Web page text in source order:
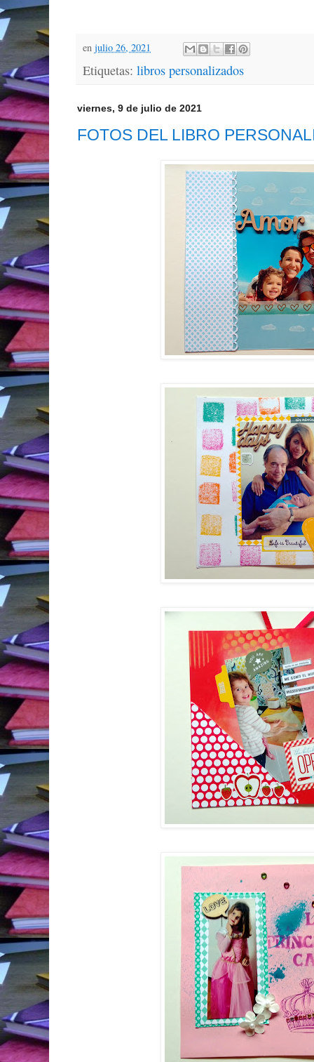
en julio 26, 2021
Etiquetas: libros personalizados
viernes, 9 de julio de 2021
FOTOS DEL LIBRO